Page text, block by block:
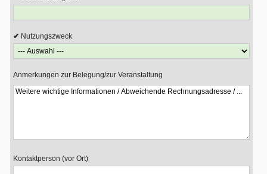
Nutzungszweck
Anmerkungen zur Belegung/zur Veranstaltung
Kontaktperson (vor Ort)